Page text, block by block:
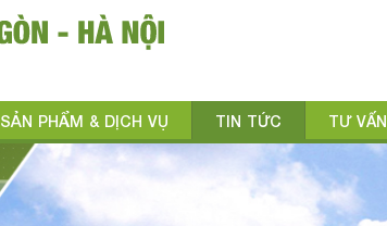
SẢN PHẨM & DỊCH VỤ TIN TỨC TƯ VẤN